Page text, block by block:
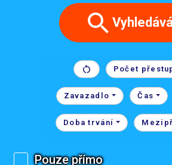
Počet
Zavazadlo Čas
Doba trvání
Pouze přímo